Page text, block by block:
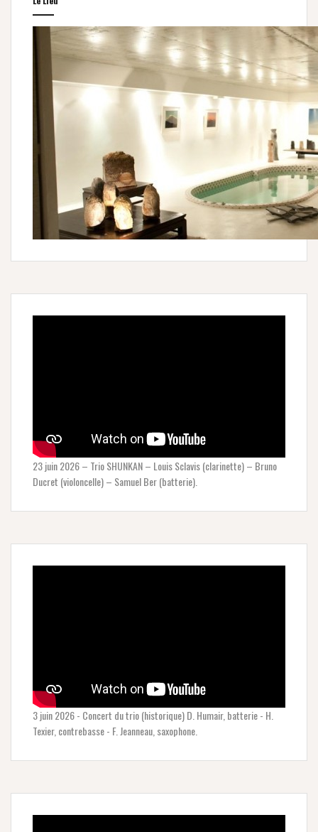
23 juin 2026 – Trio SHUNKAN – Louis Sclavis (clarinette) – Bruno
Ducret (violoncelle) – Samuel Ber (batterie).
3 juin 2026 - Concert du trio (historique) D. Humair, batterie - H.
Texier, contrebasse - F. Jeanneau, saxophone.